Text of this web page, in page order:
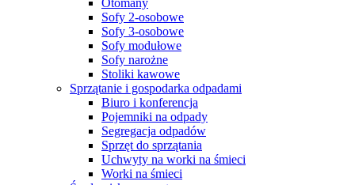
Sofy 2-osobowe
Sofy 3-osobowe
Sofy modułowe
Sofy narożne
Stoliki kawowe
Sprzątanie i gospodarka odpadami
Biuro i konferencja
Pojemniki na odpady
Segregacja odpadów
Sprzęt do sprzątania
Uchwyty na worki na śmieci
Worki na śmieci